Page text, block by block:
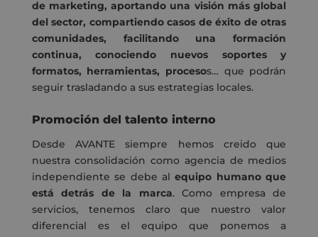
de marketing, aportando una visión más global
del sector, compartiendo casos de éxito de otras
comunidades, facilitando una formación
continua, conociendo nuevos soportes y
formatos, herramientas, procesos… que podrán
seguir trasladando a sus estrategias locales.
Promoción del talento interno
Desde AVANTE siempre hemos creido que
nuestra consolidación como agencia de medios
independiente se debe alequipo humano que
está detrás de la marca. Como empresa de
servicios, tenemos claro que nuestro valor
diferencial es el equipo que ponemos a